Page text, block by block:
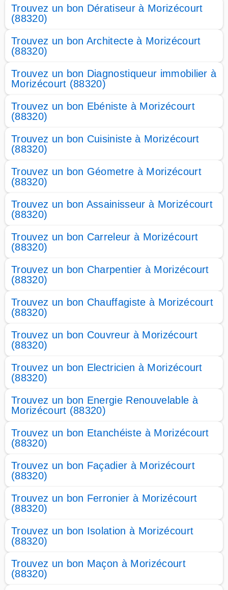
Trouvez un bon Dératiseur à Morizécourt
(88320)
Trouvez un bon Architecte à Morizécourt
(88320)
Trouvez un bon Diagnostiqueur immobilier à
Morizécourt (88320)
Trouvez un bon Ebéniste à Morizécourt
(88320)
Trouvez un bon Cuisiniste à Morizécourt
(88320)
Trouvez un bon Géometre à Morizécourt
(88320)
Trouvez un bon Assainisseur à Morizécourt
(88320)
Trouvez un bon Carreleur à Morizécourt
(88320)
Trouvez un bon Charpentier à Morizécourt
(88320)
Trouvez un bon Chauffagiste à Morizécourt
(88320)
Trouvez un bon Couvreur à Morizécourt
(88320)
Trouvez un bon Electricien à Morizécourt
(88320)
Trouvez un bon Energie Renouvelable à
Morizécourt (88320)
Trouvez un bon Etanchéiste à Morizécourt
(88320)
Trouvez un bon Façadier à Morizécourt
(88320)
Trouvez un bon Ferronier à Morizécourt
(88320)
Trouvez un bon Isolation à Morizécourt
(88320)
Trouvez un bon Maçon à Morizécourt
(88320)